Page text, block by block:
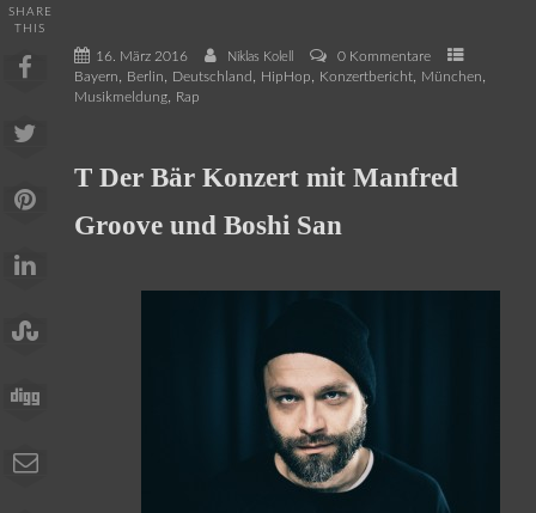
16. März 2016 Niklas Kolell
0 Kommentare
Bayern, Berlin, Deutschland , HipHop, Konzertbericht, München,
Musikmeldung, Rap
SHARE
THIS
T Der Bär Konzert mit Manfred
Groove und Boshi San